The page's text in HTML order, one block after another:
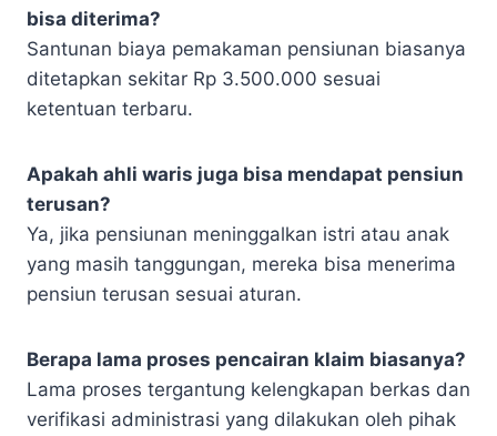
bisa diterima?
Santunan biaya pemakaman pensiunan biasanya
ditetapkan sekitar Rp 3.500.000 sesuai
ketentuan terbaru.
Apakah ahli waris juga bisa mendapat pensiun
terusan?
Ya, jika pensiunan meninggalkan istri atau anak
yang masih tanggungan, mereka bisa menerima
pensiun terusan sesuai aturan.
Berapa lama proses pencairan klaim biasanya?
Lama proses tergantung kelengkapan berkas dan
verifikasi administrasi yang dilakukan oleh pihak